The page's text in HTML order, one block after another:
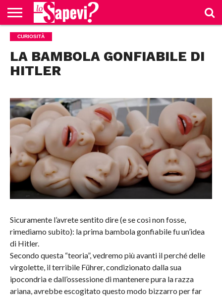
CURIOSITÀ
BENESSERE
GOSSIP
PRODOTTI
NEWS
CASA E
CURIOSITÀ
LA BAMBOLA GONFIABILE DI
HITLER
Sicuramente l’avrete sentito dire (e se così non fosse,
rimediamo subito): la prima bambola gonfiabile fu un’idea
di Hitler.
Secondo questa “teoria”, vedremo più avanti il perché delle
virgolette, il terribile Führer, condizionato dalla sua
ipocondria e dall’ossessione di mantenere pura la razza
ariana, avrebbe escogitato questo modo bizzarro per far